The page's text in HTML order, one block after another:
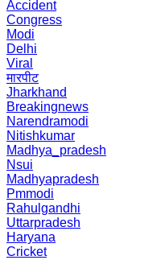
Accident
Congress
Modi
Delhi
Viral
मारपीट
Jharkhand
Breakingnews
Narendramodi
Nitishkumar
Madhya_pradesh
Nsui
Madhyapradesh
Pmmodi
Rahulgandhi
Uttarpradesh
Haryana
Cricket